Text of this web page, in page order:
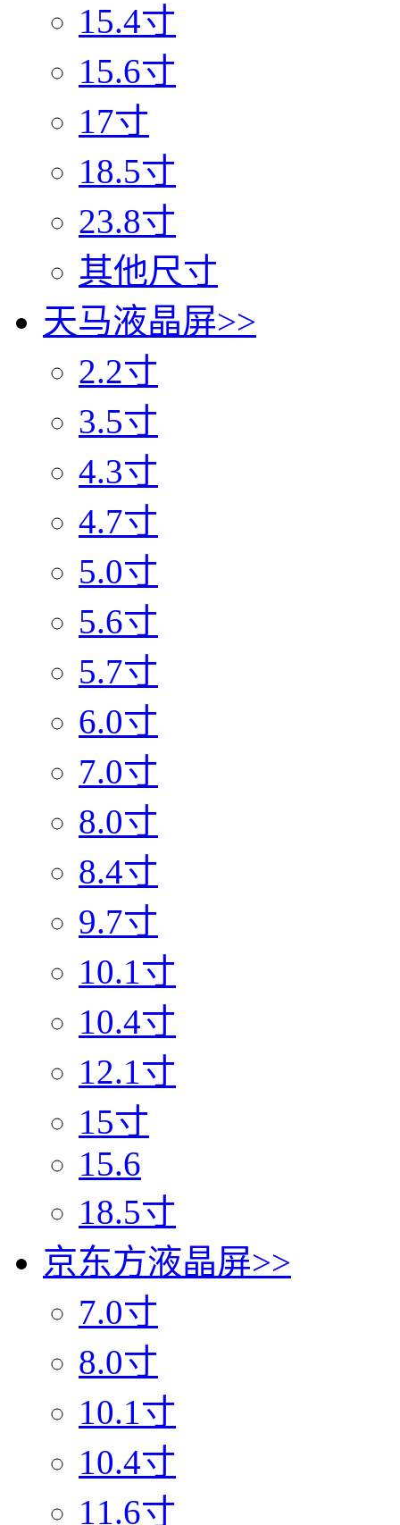
15.4寸
15.6寸
17寸
18.5寸
23.8寸
其他尺寸
天马液晶屏>>
2.2寸
3.5寸
4.3寸
4.7寸
5.0寸
5.6寸
5.7寸
6.0寸
7.0寸
8.0寸
8.4寸
9.7寸
10.1寸
10.4寸
12.1寸
15寸
15.6
18.5寸
京东方液晶屏>>
7.0寸
8.0寸
10.1寸
10.4寸
11.6寸